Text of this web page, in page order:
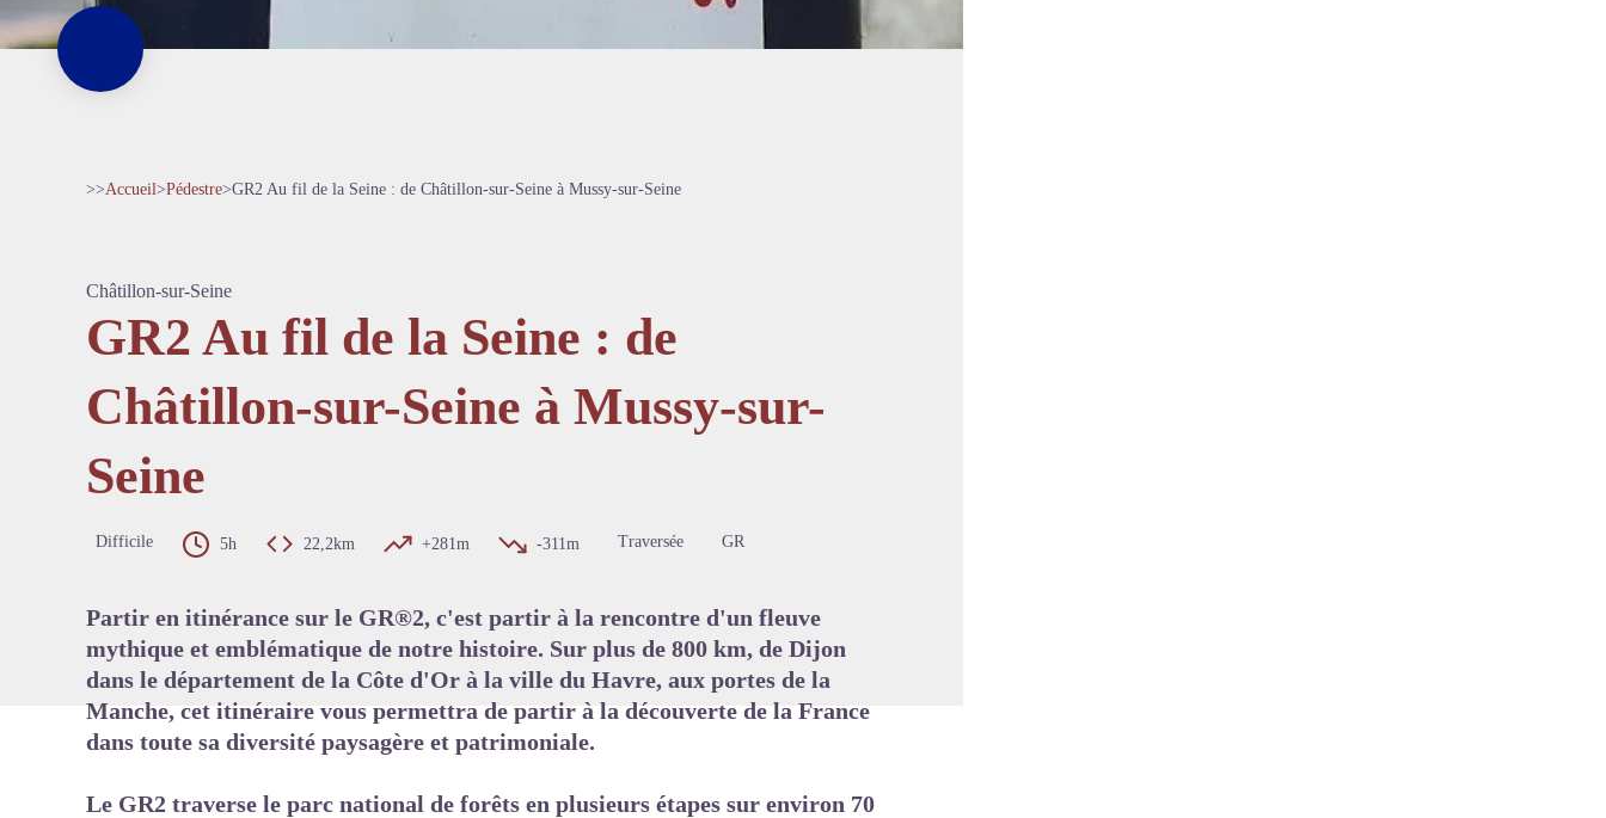
Voir l'image en plein écran
>>Accueil>Pédestre>GR2 Au fil de la Seine : de Châtillon-sur-Seine à Mussy-sur-Seine
Châtillon-sur-Seine
GR2 Au fil de la Seine : de
Châtillon-sur-Seine à Mussy-sur-
Seine
Difficile 5h 22,2km +281m -311m Traversée GR
Partir en itinérance sur le GR®2, c'est partir à la rencontre d'un fleuve
mythique et emblématique de notre histoire. Sur plus de 800 km, de Dijon
dans le département de la Côte d'Or à la ville du Havre, aux portes de la
Manche, cet itinéraire vous permettra de partir à la découverte de la France
dans toute sa diversité paysagère et patrimoniale.
Le GR2 traverse le parc national de forêts en plusieurs étapes sur environ 70